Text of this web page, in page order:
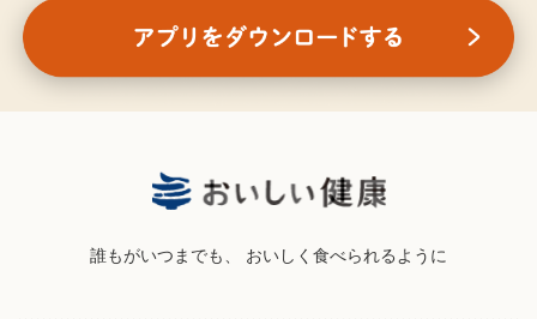
誰もがいつまでも、 おいしく食べられるように